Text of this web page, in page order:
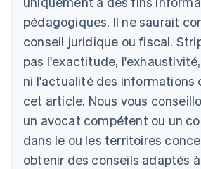
pédagogiques. Il ne saurait
conseil juridique ou fiscal.
pas l'exactitude,
ni l'actualité des informations
cet article. Nous vous
un avocat compétent ou un
dans le ou les territoires
obtenir des conseils adaptés
Autriche
DeutschEnglish
Belgique
NederlandsFrançais DeutschEnglish
Brésil
PortuguêsEnglish
English
Canada
English Français
Chine continentale
简体中文English